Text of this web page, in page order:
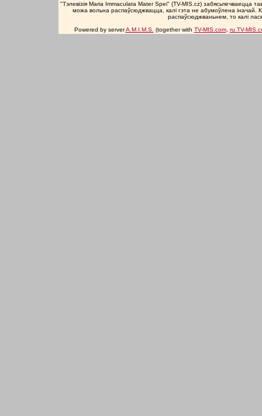
"Тэлевізія Maria Immaculata Mater Spei" (TV-MIS.cz) забясьпечваецца
можа вольна распаўсюджвацца, калі гэта не абумоўлена іначай.
распаўсюджваньнем, то калі
Powered by serverA.M.I.M.S. (together with TV-MIS.com, ru.TV-